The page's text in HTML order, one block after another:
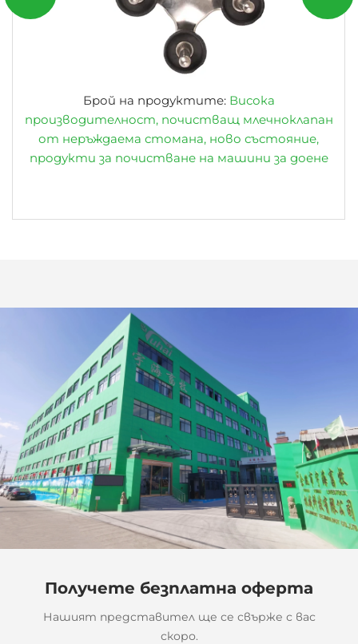
Брой на продуктите:Висока
производителност, почистващ млечноклапан
от неръждаема стомана, ново състояние,
продукти за почистване на машини за доене
Получете безплатна оферта
Нашият представител ще се свърже с вас
скоро.